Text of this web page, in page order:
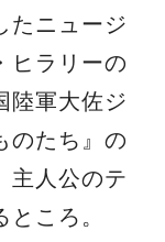
たニュージ
ヒラリーの
陸軍大佐ジ
のたち』の
主人公のテ
ころ。